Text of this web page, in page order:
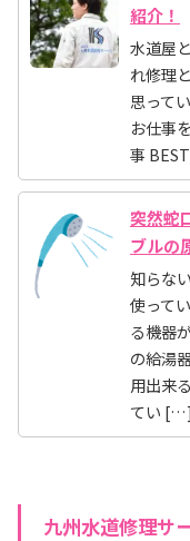
紹介！
水道屋
れ修理
思って
お仕事
事
突然蛇
ブルの
知らな
使って
る機器
の給湯
用出来
てい […]
九州水道修理サ